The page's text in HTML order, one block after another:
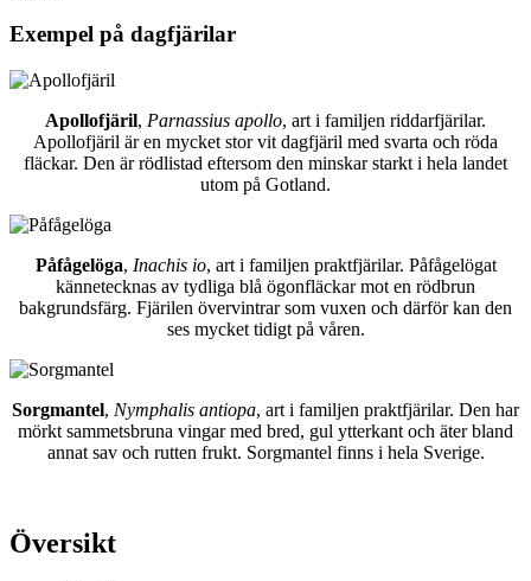
Exempel på dagfjärilar
Apollofjäril, Parnassius apollo, art i familjen riddarfjärilar.
Apollofjäril är en mycket stor vit dagfjäril med svarta och röda
fläckar. Den är rödlistad eftersom den minskar starkt i hela landet
utom på Gotland.
Påfågelöga, Inachis io, art i familjen praktfjärilar. Påfågelögat
kännetecknas av tydliga blå ögonfläckar mot en rödbrun
bakgrundsfärg. Fjärilen övervintrar som vuxen och därför kan den
ses mycket tidigt på våren.
Sorgmantel, Nymphalis antiopa, art i familjen praktfjärilar. Den har
mörkt sammetsbruna vingar med bred, gul ytterkant och äter bland
annat sav och rutten frukt. Sorgmantel finns i hela Sverige.
Översikt